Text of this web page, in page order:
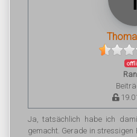
Ja, tatsächlich habe ich
gemacht. Gerade in stressigen